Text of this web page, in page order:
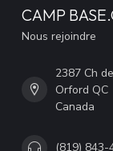
CAMP
Nous rejoindre
2387 Ch
Orford QC
Canada
(819) 843-